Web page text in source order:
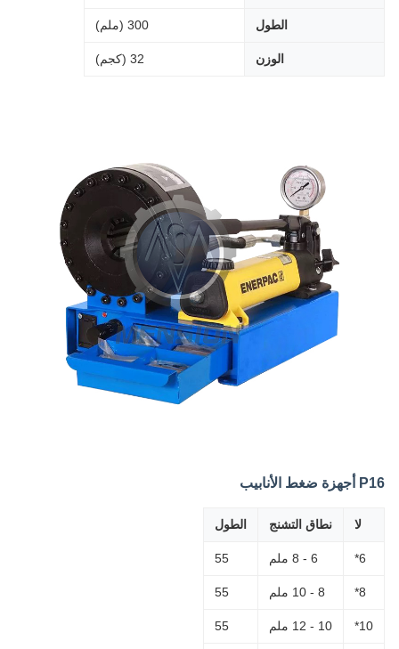
الطول 300 (ملم)
الوزن 32 (كجم)
P16 أجهزة ضغط الأنابيب
لا نطاق التشنج الطول
6* 6 - 8 ملم 55
8* 8 - 10 ملم 55
10* 10 - 12 ملم 55